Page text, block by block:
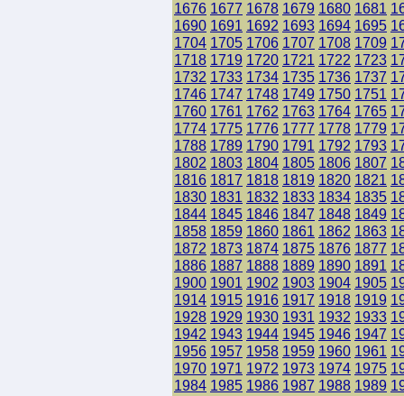
1676 1677 1678 1679 1680 1681
1690 1691 1692 1693 1694 1695
1704 1705 1706 1707 1708 1709
1718 1719 1720 1721 1722 1723
1732 1733 1734 1735 1736 1737
1746 1747 1748 1749 1750 1751
1760 1761 1762 1763 1764 1765
1774 1775 1776 1777 1778 1779
1788 1789 1790 1791 1792 1793
1802 1803 1804 1805 1806 1807
1816 1817 1818 1819 1820 1821
1830 1831 1832 1833 1834 1835
1844 1845 1846 1847 1848 1849
1858 1859 1860 1861 1862 1863
1872 1873 1874 1875 1876 1877
1886 1887 1888 1889 1890 1891
1900 1901 1902 1903 1904 1905
1914 1915 1916 1917 1918 1919
1928 1929 1930 1931 1932 1933
1942 1943 1944 1945 1946 1947
1956 1957 1958 1959 1960 1961
1970 1971 1972 1973 1974 1975
1984 1985 1986 1987 1988 1989